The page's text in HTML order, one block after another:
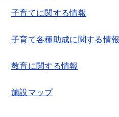
子育てに関する情報
子育て各種助成に関する情報
教育に関する情報
施設マップ